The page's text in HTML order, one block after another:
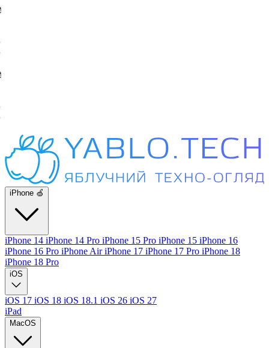
iPhone 🍏
iPhone 14 iPhone 14 Pro iPhone 15 Pro iPhone 15 iPhone 16
iPhone 16 Pro iPhone AiriPhone 17 iPhone 17 Pro iPhone 18
iPhone 18 Pro
iOS
iOS 17 iOS 18 iOS 18.1 iOS 26 iOS 27
iPad
MacOS